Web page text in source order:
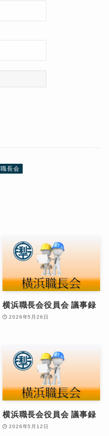
職長会
横浜職長会役員会 議事録
2026年5月26日
横浜職長会役員会 議事録
2026年5月12日